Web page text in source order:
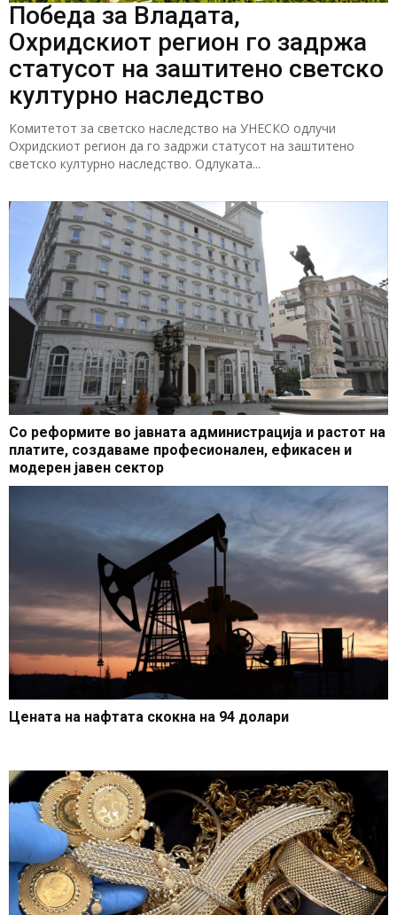
Победа за Владата,
Охридскиот регион го задржа
статусот на заштитено светско
културно наследство
Комитетот за светско наследство на УНЕСКО одлучи
Охридскиот регион да го задржи статусот на заштитено
светско културно наследство. Одлуката...
Со реформите во јавната администрација и растот на
платите, создаваме професионален, ефикасен и
модерен јавен сектор
Цената на нафтата скокна на 94 долари